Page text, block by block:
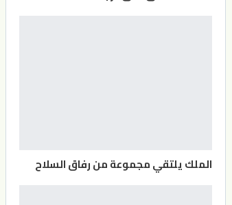
الملك يلتقي مجموعة من رفاق السلاح